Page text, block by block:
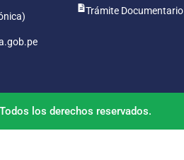
Trámite Documentario
los derechos reservados.